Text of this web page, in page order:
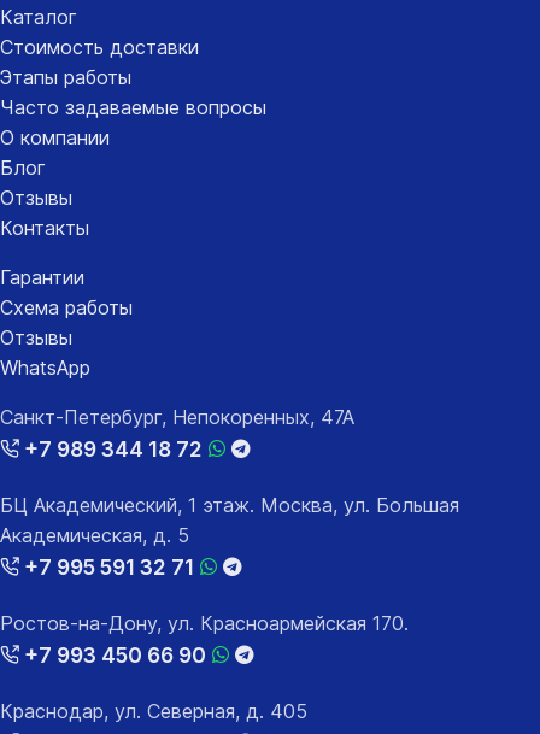
Каталог
Стоимость доставки
Этапы работы
Часто задаваемые вопросы
О компании
Блог
Отзывы
Контакты
Гарантии
Схема работы
Отзывы
WhatsApp
Санкт-Петербург, Непокоренных, 47А
+7 989 344 18 72
БЦ Академический, 1 этаж. Москва, ул. Большая
Академическая, д. 5
+7 995 591 32 71
Ростов-на-Дону, ул. Красноармейская 170.
+7 993 450 66 90
Краснодар, ул. Северная, д. 405